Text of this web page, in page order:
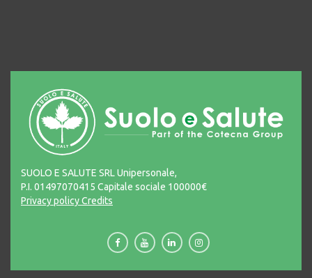
SUOLO E SALUTE SRL Unipersonale,
P.I. 01497070415 Capitale sociale 100000€
Privacy policyCredits